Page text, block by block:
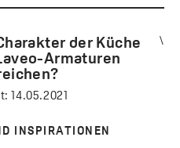
der Küche
Armaturen
\
14.05.2021
INSPIRATIONEN